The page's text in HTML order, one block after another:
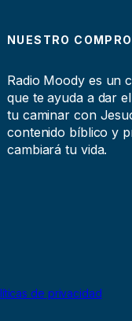
NUESTRO
Radio Moody es un
que te ayuda a dar
tu caminar con
contenido bíblico y
cambiará tu vida.
de privacidad